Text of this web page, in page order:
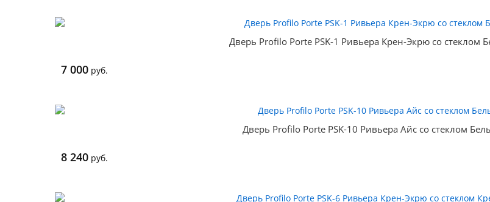
Дверь Profilo Porte PSK-1 Ривьера Крен-Экрю со стеклом
7 000 руб.
Дверь Profilo Porte PSK-10 Ривьера Айс со стеклом
8 240 руб.